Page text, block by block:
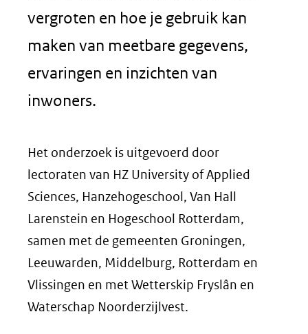
vergroten en hoe je gebruik kan
maken van meetbare gegevens,
ervaringen en inzichten van
inwoners.
Het onderzoek is uitgevoerd door
lectoraten van HZ University of Applied
Sciences, Hanzehogeschool, Van Hall
Larenstein en Hogeschool Rotterdam,
samen met de gemeenten Groningen,
Leeuwarden, Middelburg, Rotterdam en
Vlissingen en met Wetterskip Fryslân en
Waterschap Noorderzijlvest.